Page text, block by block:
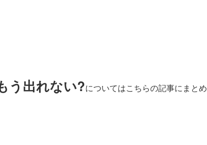
う出れない?についてはこちらの記事にまとめ